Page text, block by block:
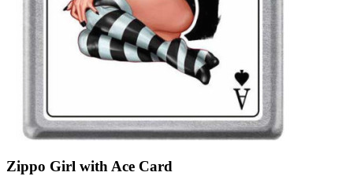
Zippo Girl with Ace Card